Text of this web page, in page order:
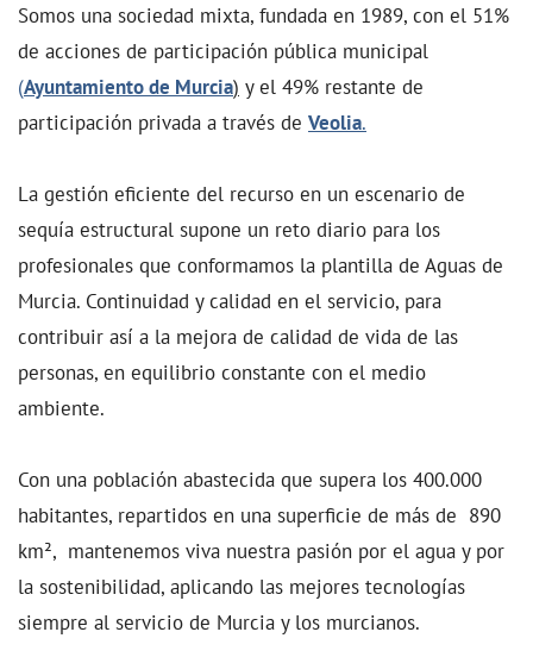
Somos una sociedad mixta, fundada en 1989, con el 51%
de acciones de participación pública municipal
(Ayuntamiento de Murcia) y el 49% restante de
participación privada a través de Veolia.
La gestión eficiente del recurso en un escenario de
sequía estructural supone un reto diario para los
profesionales que conformamos la plantilla de Aguas de
Murcia. Continuidad y calidad en el servicio, para
contribuir así a la mejora de calidad de vida de las
personas, en equilibrio constante con el medio
ambiente.
Con una población abastecida que supera los 400.000
habitantes, repartidos en una superficie de más de 890
km², mantenemos viva nuestra pasión por el agua y por
la sostenibilidad, aplicando las mejores tecnologías
siempre al servicio de Murcia y los murcianos.